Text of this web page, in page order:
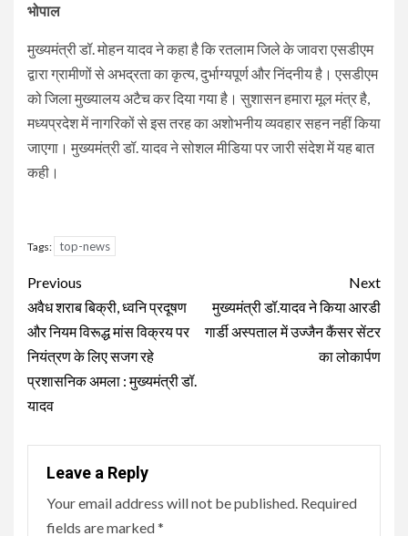
भोपाल
मुख्यमंत्री डॉ. मोहन यादव ने कहा है कि रतलाम जिले के जावरा एसडीएम
द्वारा ग्रामीणों से अभद्रता का कृत्य, दुर्भाग्यपूर्ण और निंदनीय है। एसडीएम
को जिला मुख्यालय अटैच कर दिया गया है। सुशासन हमारा मूल मंत्र है,
मध्यप्रदेश में नागरिकों से इस तरह का अशोभनीय व्यवहार सहन नहीं किया
जाएगा। मुख्यमंत्री डॉ. यादव ने सोशल मीडिया पर जारी संदेश में यह बात
कही।
Tags: top-news
Continue
Reading
Previous
अवैध शराब बिक्री, ध्वनि प्रदूषण
और नियम विरूद्ध मांस विक्रय पर
नियंत्रण के लिए सजग रहे
प्रशासनिक अमला : मुख्यमंत्री डॉ.
यादव
Next
मुख्यमंत्री डॉ.यादव ने किया आरडी
गार्डी अस्पताल में उज्जैन कैंसर सेंटर
का लोकार्पण
Leave a Reply
Your email address will not be published. Required
fields are marked*